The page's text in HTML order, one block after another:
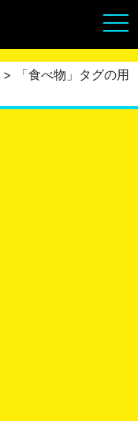
> 「食べ物」タグの用